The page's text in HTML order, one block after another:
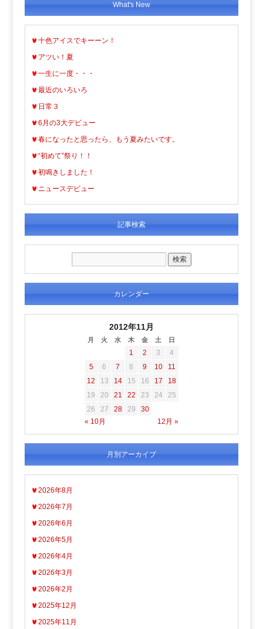
What's New
十色アイスでキーーン！
アツい！夏
一生に一度・・・
最近のいろいろ
日常３
6月の3大デビュー
春になったと思ったら、もう夏みたいです。
“初めて”祭り！！
初鳴きしました！
ニュースデビュー
記事検索
カレンダー
2012年11月
月 火 水 木 金 土 日
« 10月 12月 »
1 2 3
4
5
6 7 8 9 10
11
12
13 14 15 16 17
18
19
20 21 22 23 24
25
26
27 28 29 30
月別アーカイブ
2026年8月
2026年7月
2026年6月
2026年5月
2026年4月
2026年3月
2026年2月
2025年12月
2025年11月